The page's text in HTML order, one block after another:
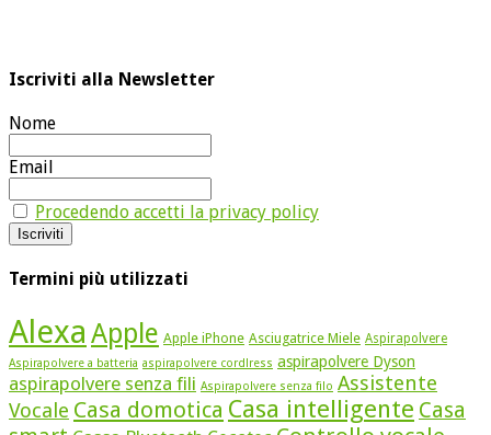
Iscriviti alla Newsletter
Nome
Email
Procedendo accetti la privacy policy
Termini più utilizzati
Alexa Apple Apple iPhone Asciugatrice Miele Aspirapolvere
Aspirapolvere a batteria aspirapolvere cordlress aspirapolvere Dyson
aspirapolvere senza fili Aspirapolvere senza filo Assistente
Vocale Casa domotica Casa intelligente Casa